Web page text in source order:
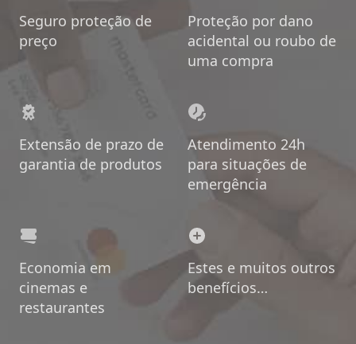
Seguro proteção de
preço
Proteção por dano
acidental ou roubo de
uma compra
Extensão de prazo de
garantia de produtos
Atendimento 24h
para situações de
emergência
Economia em
cinemas e
restaurantes
Estes e muitos outros
benefícios…